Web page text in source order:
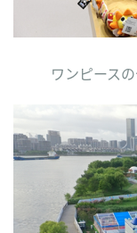
ワンピース